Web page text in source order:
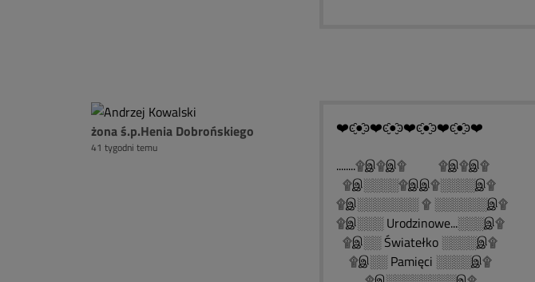
żona ś.p.Henia Dobrońskiego
41 tygodni temu
❤️ͼ̮̑●̮̑ͽ❤️ͼ̮̑●̮̑ͽ❤️ͼ̮̑●̮̑ͽ❤️ͼ̮̑●̮̑ͽ❤️
........۩இ۩இ۩ ۩இ۩இ۩
۩இ░░░░۩இஇ۩░░░░இ۩
۩இ░░░░░░░ ۩ ░░░░░░இ۩
۩இ░░░ Urodzinowe...░░░இ۩
۩இ░░ Światełko ░░░░இ۩
۩இ░░ Pamięci ░░░░இ۩